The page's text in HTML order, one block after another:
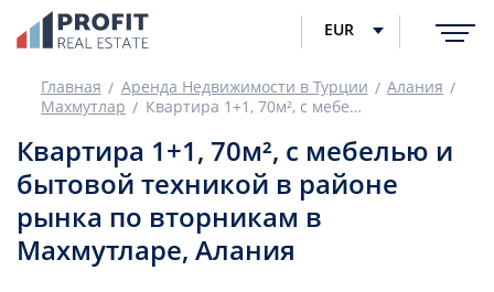
EUR
Главная Аренда Недвижимости в Турции
Алания
Махмутлар
Квартира 1+1, 70м², с мебелью и бытовой техникой в районе рынка по вторникам в Махмутларе, Алания
Квартира 1+1, 70м², с мебелью и
бытовой техникой в районе
рынка по вторникам в
Махмутларе, Алания